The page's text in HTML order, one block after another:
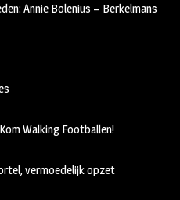
Annie Bolenius – Berkelmans
Walking Footballen!
vermoedelijk opzet